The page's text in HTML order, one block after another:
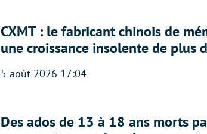
CXMT : le fabricant chinois de
une croissance insolente de plus
5 août 2026 17:04
Des ados de 13 à 18 ans morts